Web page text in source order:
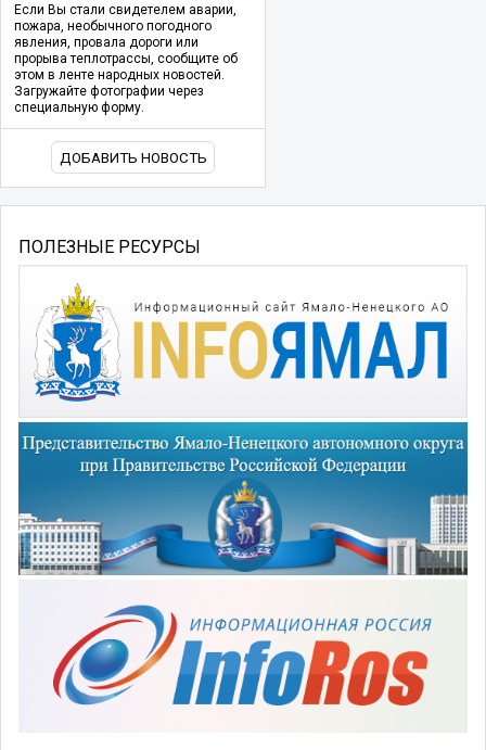
Если Вы стали свидетелем аварии,
пожара, необычного погодного
явления, провала дороги или
прорыва теплотрассы, сообщите об
этом в ленте народных новостей.
Загружайте фотографии через
специальную форму.
ДОБАВИТЬ НОВОСТЬ
ПОЛЕЗНЫЕ РЕСУРСЫ